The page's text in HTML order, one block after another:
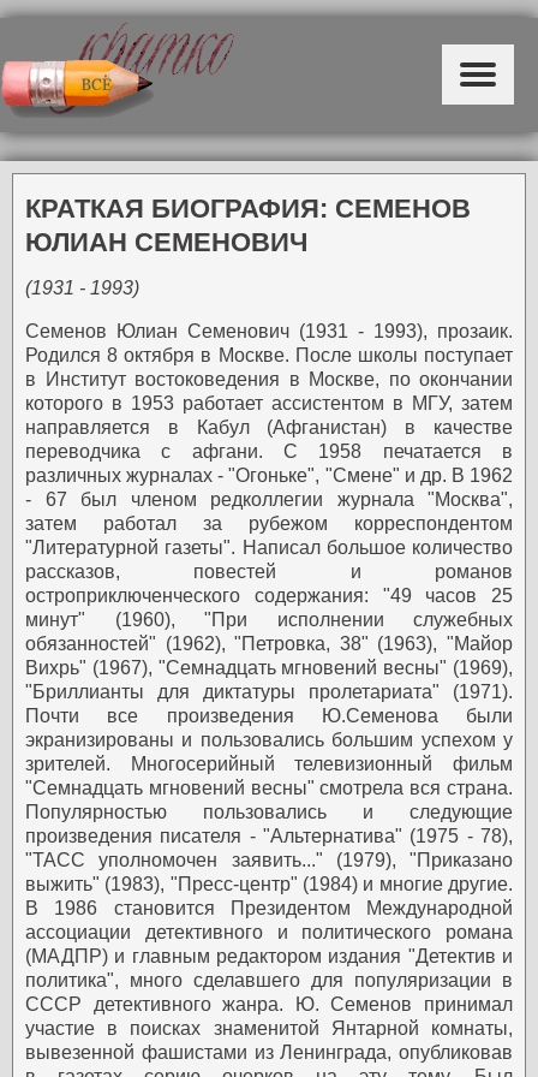
КРАТКАЯ БИОГРАФИЯ: СЕМЕНОВ
ЮЛИАН СЕМЕНОВИЧ
(1931 - 1993)
Семенов Юлиан Семенович (1931 - 1993), прозаик.
Родился 8 октября в Москве. После школы поступает
в Институт востоковедения в Москве, по окончании
которого в 1953 работает ассистентом в МГУ, затем
направляется в Кабул (Афганистан) в качестве
переводчика с афгани. С 1958 печатается в
различных журналах - "Огоньке", "Смене" и др. В 1962
- 67 был членом редколлегии журнала "Москва",
затем работал за рубежом корреспондентом
"Литературной газеты". Написал большое количество
рассказов, повестей и романов
остроприключенческого содержания: "49 часов 25
минут" (1960), "При исполнении служебных
обязанностей" (1962), "Петровка, 38" (1963), "Майор
Вихрь" (1967), "Семнадцать мгновений весны" (1969),
"Бриллианты для диктатуры пролетариата" (1971).
Почти все произведения Ю.Семенова были
экранизированы и пользовались большим успехом у
зрителей. Многосерийный телевизионный фильм
"Семнадцать мгновений весны" смотрела вся страна.
Популярностью пользовались и следующие
произведения писателя - "Альтернатива" (1975 - 78),
"ТАСС уполномочен заявить..." (1979), "Приказано
выжить" (1983), "Пресс-центр" (1984) и многие другие.
В 1986 становится Президентом Международной
ассоциации детективного и политического романа
(МАДПР) и главным редактором издания "Детектив и
политика", много сделавшего для популяризации в
СССР детективного жанра. Ю. Семенов принимал
участие в поисках знаменитой Янтарной комнаты,
вывезенной фашистами из Ленинграда, опубликовав